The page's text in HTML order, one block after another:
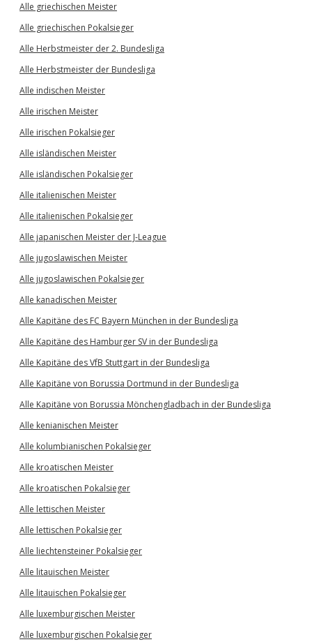
Alle griechischen Meister
Alle griechischen Pokalsieger
Alle Herbstmeister der 2. Bundesliga
Alle Herbstmeister der Bundesliga
Alle indischen Meister
Alle irischen Meister
Alle irischen Pokalsieger
Alle isländischen Meister
Alle isländischen Pokalsieger
Alle italienischen Meister
Alle italienischen Pokalsieger
Alle japanischen Meister der J-League
Alle jugoslawischen Meister
Alle jugoslawischen Pokalsieger
Alle kanadischen Meister
Alle Kapitäne des FC Bayern München in der Bundesliga
Alle Kapitäne des Hamburger SV in der Bundesliga
Alle Kapitäne des VfB Stuttgart in der Bundesliga
Alle Kapitäne von Borussia Dortmund in der Bundesliga
Alle Kapitäne von Borussia Mönchengladbach in der Bundesliga
Alle kenianischen Meister
Alle kolumbianischen Pokalsieger
Alle kroatischen Meister
Alle kroatischen Pokalsieger
Alle lettischen Meister
Alle lettischen Pokalsieger
Alle liechtensteiner Pokalsieger
Alle litauischen Meister
Alle litauischen Pokalsieger
Alle luxemburgischen Meister
Alle luxemburgischen Pokalsieger